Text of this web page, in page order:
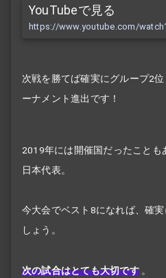
YouTubeで見る
https://www.youtube.com/
次戦を勝てば確実にグループ2
ーナメント進出です！
2019年には開催国だったことも
日本代表。
今大会でベスト8になれば、確
しょう。
次の試合はとても大切です。